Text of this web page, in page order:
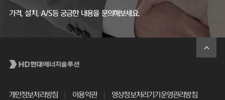
가격, 설치, A/S등 궁금한 내용을 문의해보세요.
개인정보처리방침 이용약관 영상정보처리기기운영관리방침